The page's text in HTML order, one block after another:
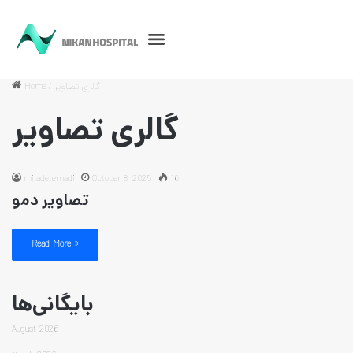
Home گالری تصاویر
گالری تصاویر
miladetemadi October 8, 2025 16
تصاویر دمو
Read More »
بایگانی‌ها
August 2026